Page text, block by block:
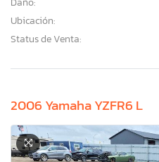
Ubicación:
Status de Venta:
2006 Yamaha YZFR6 L